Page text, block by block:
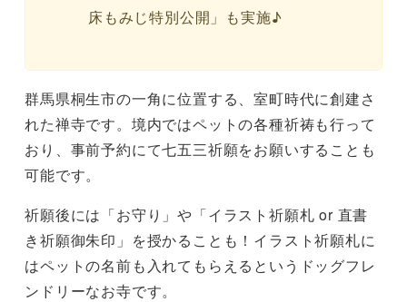
床もみじ特別公開」も実施♪
群馬県桐生市の一角に位置する、室町時代に創建さ
れた禅寺です。境内ではペットの各種祈祷も行って
おり、事前予約にて七五三祈願をお願いすることも
可能です。
祈願後には「お守り」や「イラスト祈願札 or 直書
き祈願御朱印」を授かることも！イラスト祈願札に
はペットの名前も入れてもらえるというドッグフレ
ンドリーなお寺です。